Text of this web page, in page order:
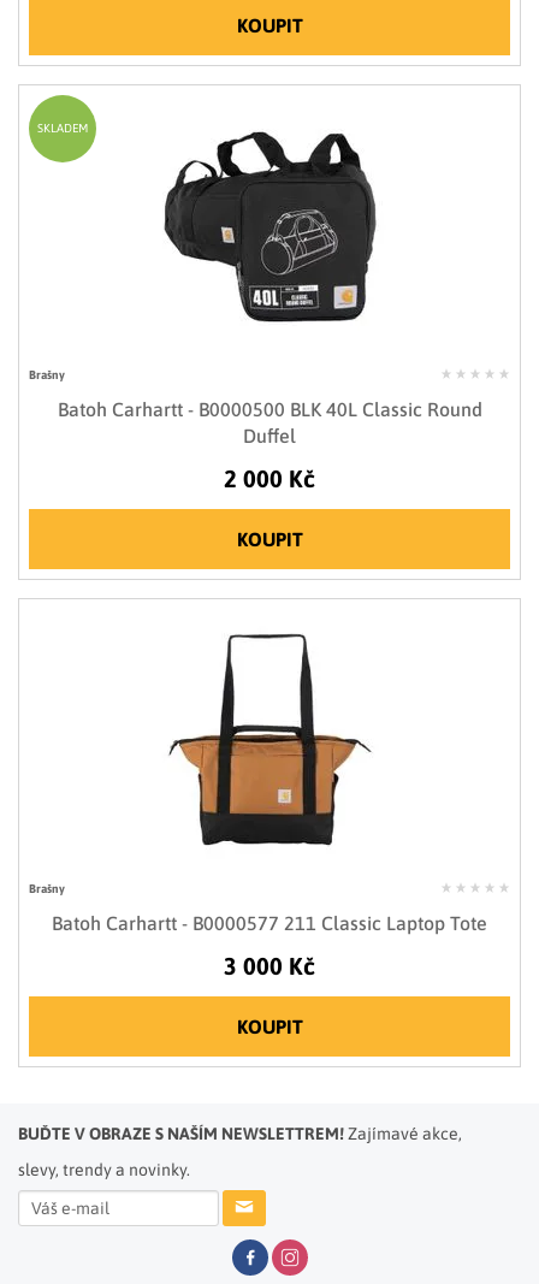
KOUPIT
Brašny
Batoh Carhartt - B0000500 BLK 40L Classic Round
Duffel
2 000 Kč
KOUPIT
SKLADEM
Brašny
Batoh Carhartt - B0000577 211 Classic Laptop Tote
3 000 Kč
KOUPIT
BUĎTE V OBRAZE S NAŠÍM NEWSLETTREM!Zajímavé akce,
slevy, trendy a novinky.